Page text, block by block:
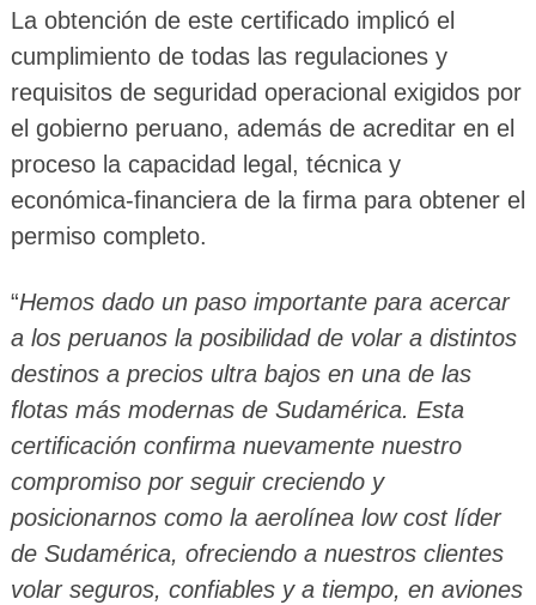
La obtención de este certificado implicó el
cumplimiento de todas las regulaciones y
requisitos de seguridad operacional exigidos por
el gobierno peruano, además de acreditar en el
proceso la capacidad legal, técnica y
económica-financiera de la firma para obtener el
permiso completo.
“Hemos dado un paso importante para acercar
a los peruanos la posibilidad de volar a distintos
destinos a precios ultra bajos en una de las
flotas más modernas de Sudamérica. Esta
certificación confirma nuevamente nuestro
compromiso por seguir creciendo y
posicionarnos como la aerolínea low cost líder
de Sudamérica, ofreciendo a nuestros clientes
volar seguros, confiables y a tiempo, en aviones